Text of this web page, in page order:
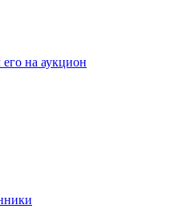
на аукцион